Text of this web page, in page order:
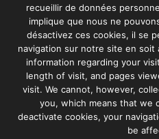
l'infolettre de
recueillir de données
implique que nous ne
désactivez ces cookies, il se
navigation sur notre site en
information regarding your
length of visit, and pages
visit. We cannot, however,
you, which means that we
deactivate cookies, your
be